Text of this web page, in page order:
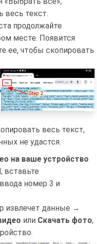
весь текст.
продолжайте
месте. Появится
ее, чтобы скопировать
весь текст,
не удастся.
на ваше устройство
вставьте
номер 3 и
извлечет данные →
или Скачать фото,